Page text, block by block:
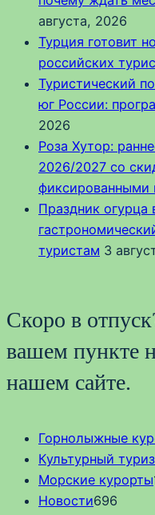
августа, 2026
Турция готовит
российских
Туристический
юг России:
2026
Роза Хутор:
2026/2027 со
фиксированными
Праздник огурца
туристам 3
Скоро в
вашем пункте
нашем сайте.
Горнолыжные
Культурный
Морские курорты
Новости696